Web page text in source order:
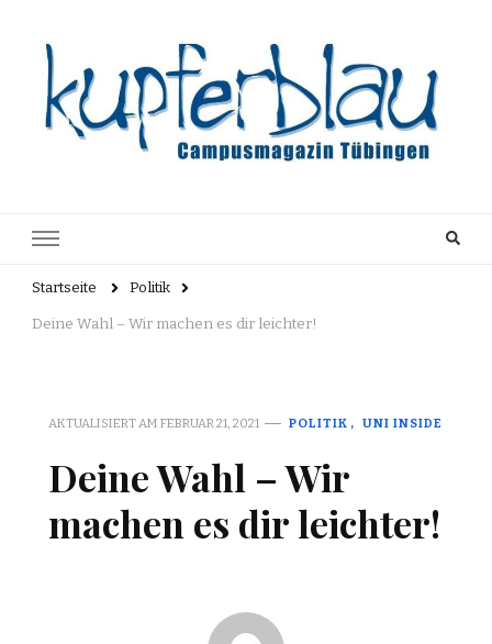
Archiv
Startseite Politik
Deine Wahl – Wir machen es dir leichter!
AKTUALISIERT AM FEBRUAR 21, 2021 POLITIK UNI INSIDE
Deine Wahl – Wir
machen es dir leichter!